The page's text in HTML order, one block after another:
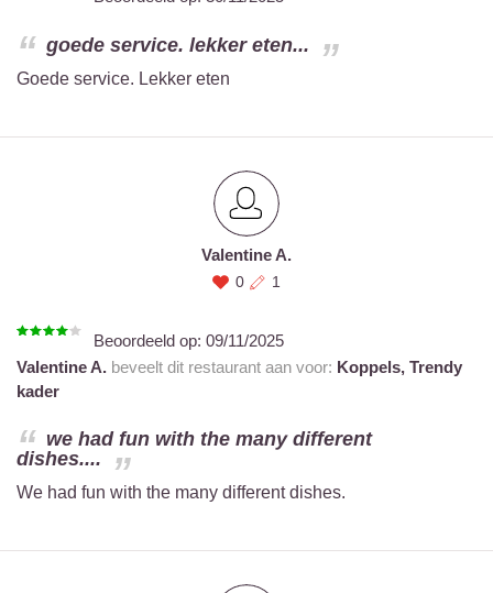
goede service. lekker eten...
Goede service. Lekker eten
Valentine A.
0 1
Beoordeeld op: 09/11/2025
Valentine A. beveelt dit restaurant aan voor: Koppels, Trendy
kader
we had fun with the many different
dishes....
We had fun with the many different dishes.